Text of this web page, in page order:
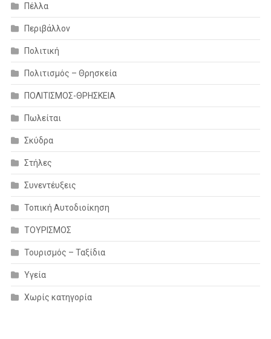
Πέλλα
Περιβάλλον
Πολιτική
Πολιτισμός – Θρησκεία
ΠΟΛΙΤΙΣΜΟΣ-ΘΡΗΣΚΕΙΑ
Πωλείται
Σκύδρα
Στήλες
Συνεντέυξεις
Τοπική Αυτοδιοίκηση
ΤΟΥΡΙΣΜΟΣ
Τουρισμός – Ταξίδια
Υγεία
Χωρίς κατηγορία